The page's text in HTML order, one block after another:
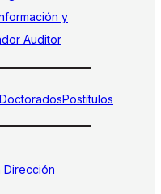
y
Auditor
DoctoradosPostítulos
Dirección